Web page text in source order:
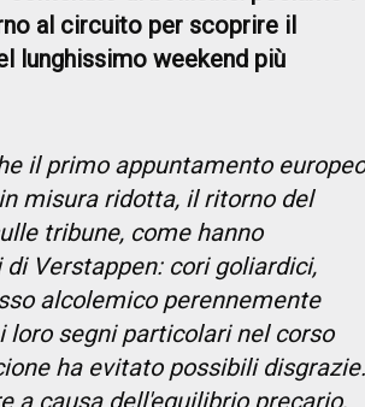
al circuito per scoprire il
lunghissimo weekend più
il primo appuntamento europeo
misura ridotta, il ritorno del
tribune, come hanno
Verstappen: cori goliardici,
alcolemico perennemente
segni particolari nel corso
ha evitato possibili disgrazie.